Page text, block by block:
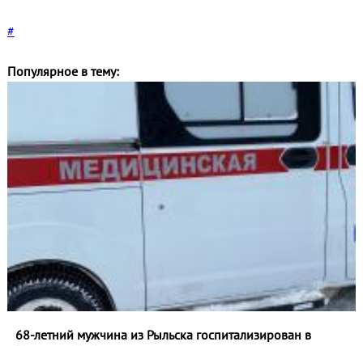
#
Популярное в тему:
68-летний мужчина из Рыльска госпитализирован в